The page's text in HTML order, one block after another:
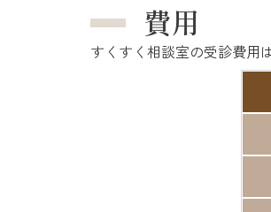
費用
すくすく相談室の受診費用